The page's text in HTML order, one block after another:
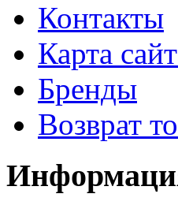
Контакты
Карта
Бренды
Возврат